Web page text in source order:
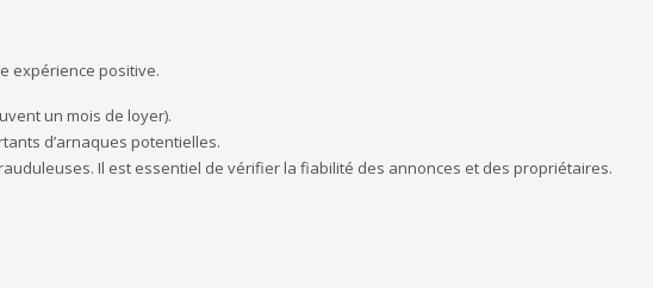
expérience positive.
un mois de loyer).
d’arnaques potentielles.
Il est essentiel de vérifier la fiabilité des annonces et des propriétaires.